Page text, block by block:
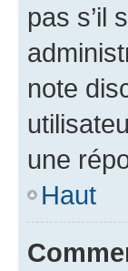
pas s’il
note
une
Haut